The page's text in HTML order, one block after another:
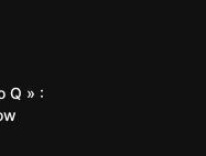
Q » :